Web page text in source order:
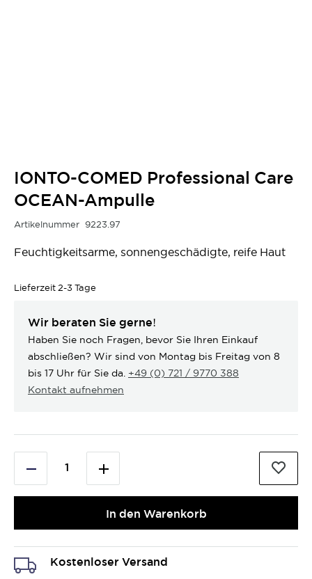
IONTO-COMED Professional Care
OCEAN-Ampulle
Artikelnummer 9223.97
Feuchtigkeitsarme, sonnengeschädigte, reife Haut
Lieferzeit 2-3 Tage
Wir beraten Sie gerne!
Haben Sie noch Fragen, bevor Sie Ihren Einkauf
abschließen? Wir sind von Montag bis Freitag von 8
bis 17 Uhr für Sie da. +49 (0) 721 / 9770 388
Kontakt aufnehmen
In den Warenkorb
Kostenloser Versand